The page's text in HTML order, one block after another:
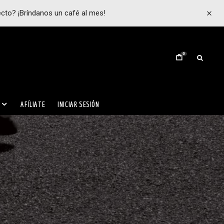
¡Bríndanos un café al mes!
0
AFÍLIATE INICIAR SESIÓN